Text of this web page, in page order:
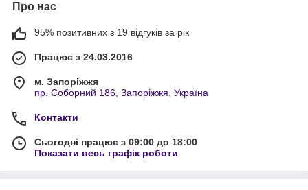
Про нас
95% позитивних з 19 відгуків за рік
Працює з 24.03.2016
м. Запоріжжя
пр. Соборний 186, Запоріжжя, Україна
Контакти
Сьогодні працює з 09:00 до 18:00
Показати весь графік роботи